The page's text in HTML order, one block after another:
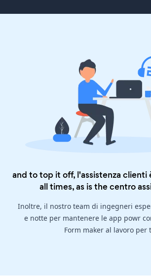
and to top it off, l'assistenza clienti
all times, as is thecentro
Inoltre, il nostro team di ingegneri
e notte per mantenere le app powr
Form maker al lavoro per